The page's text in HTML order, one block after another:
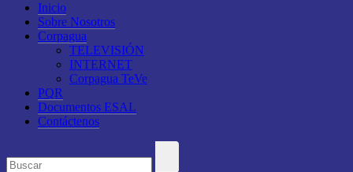
Inicio
Sobre Nosotros
Corpagua
TELEVISIÓN
INTERNET
Corpagua TeVe
PQR
Documentos ESAL
Contáctenos